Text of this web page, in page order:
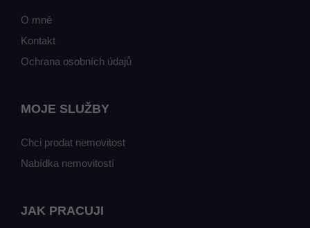
O mně
Kontakt
Ochrana osobních údajů
MOJE SLUŽBY
Chci prodat nemovitost
Nabídka nemovitostí
JAK PRACUJI